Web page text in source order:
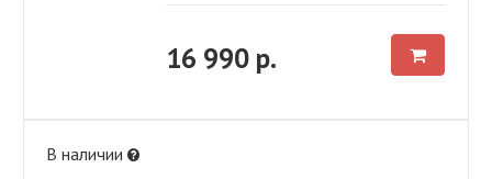
16 990 р.
В наличии